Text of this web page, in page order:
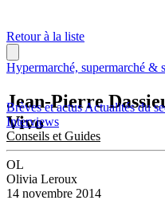
Brèves et actusActualités du
Interviews
Conseils et Guides
Retour à la liste
Hypermarché, supermarché &
Jean-Pierre
Vivo
OL
Olivia Leroux
14 novembre 2014